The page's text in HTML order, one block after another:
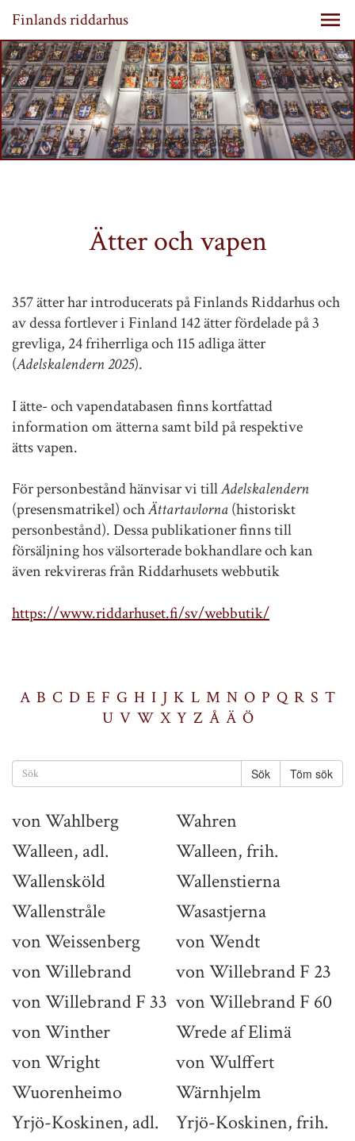
Finlands riddarhus
Ätter och vapen
357 ätter har introducerats på Finlands Riddarhus och
av dessa fortlever i Finland 142 ätter fördelade på 3
grevliga, 24 friherrliga och 115 adliga ätter
(Adelskalendern 2025).
I ätte- och vapendatabasen finns kortfattad
information om ätterna samt bild på respektive
ätts vapen.
För personbestånd hänvisar vi tillAdelskalendern
(presensmatrikel) ochÄttartavlorna(historiskt
personbestånd). Dessa publikationer finns till
försäljning hos välsorterade bokhandlare och kan
även rekvireras från Riddarhusets webbutik
https://www.riddarhuset.fi/sv/webbutik/
A B C D E F G H I J K L M N O P Q R S T
U V W X Y Z Å Ä Ö
Töm sök
von Wahlberg
Wahren
Walleen, adl.
Walleen, frih.
Wallensköld
Wallenstierna
Wallenstråle
Wasastjerna
von Weissenberg
von Wendt
von Willebrand
von Willebrand F 23
von Willebrand F 33 von Willebrand F 60
von Winther
Wrede af Elimä
von Wright
von Wulffert
Wuorenheimo
Wärnhjelm
Yrjö-Koskinen, adl.
Yrjö-Koskinen, frih.